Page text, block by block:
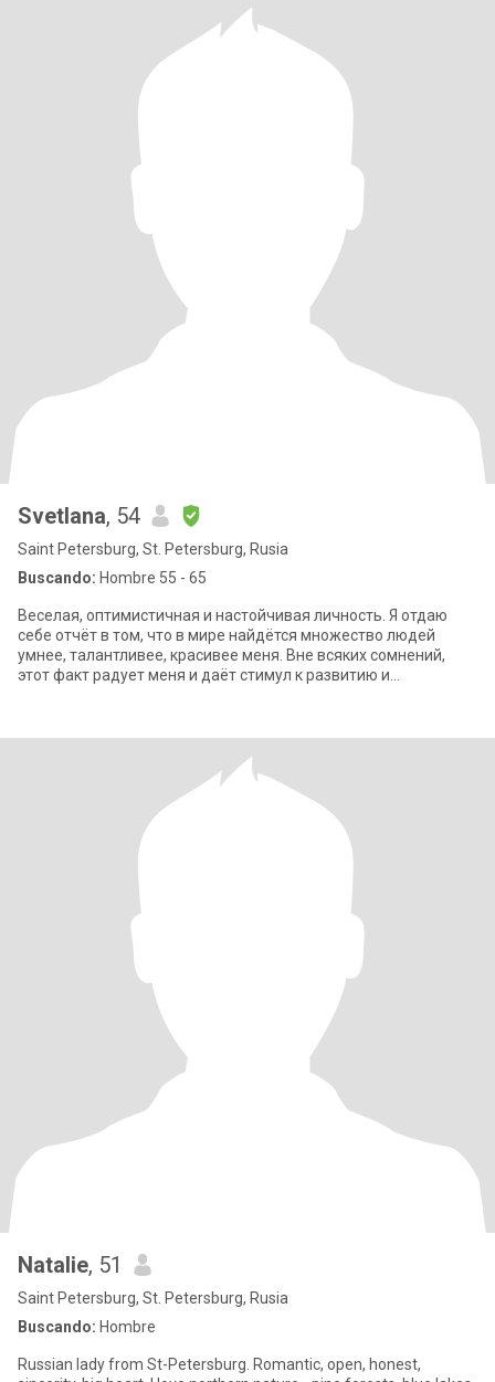
Svetlana, 54
Saint Petersburg, St. Petersburg, Rusia
Buscando: Hombre 55 - 65
Веселая, оптимистичная и настойчивая личность. Я отдаю
себе отчёт в том, что в мире найдётся множество людей
умнее, талантливее, красивее меня. Вне всяких сомнений,
этот факт радует меня и даёт стимул к развитию и
Natalie, 51
Saint Petersburg, St. Petersburg, Rusia
Buscando: Hombre
Russian lady from St-Petersburg. Romantic, open, honest,